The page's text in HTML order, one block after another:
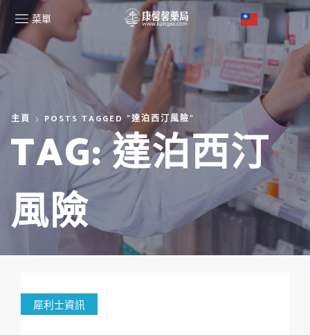
菜單
主頁 POSTS TAGGED "達泊西汀風險"
TAG: 達泊西汀
風險
犀利士資訊